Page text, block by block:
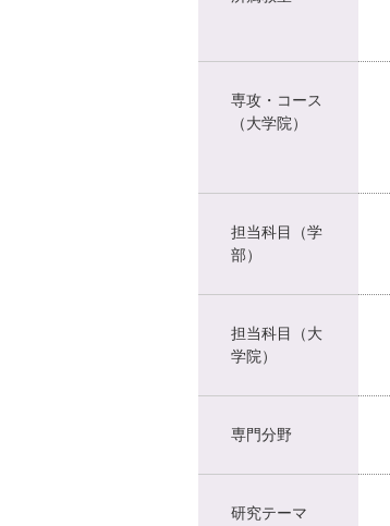
専攻・コース
（大学院）
担当科目（学
部）
担当科目（大
学院）
専門分野
研究テーマ